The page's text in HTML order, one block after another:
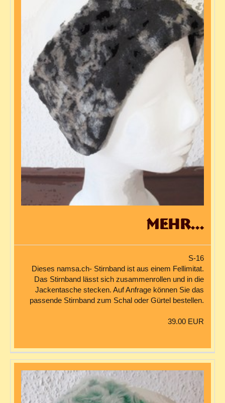
mehr...
S-16
Dieses namsa.ch- Stirnband ist aus einem Fellimitat.
Das Stirnband lässt sich zusammenrollen und in die
Jackentasche stecken. Auf Anfrage können Sie das
passende Stirnband zum Schal oder Gürtel bestellen.
39.00 EUR